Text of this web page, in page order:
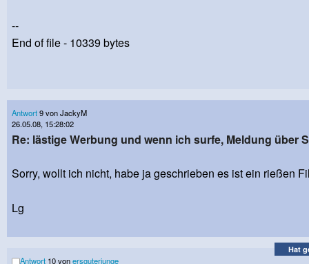
--
End of file - 10339 bytes
Antwort9 von JackyM
26.05.08, 15:28:02
Re: lästige Werbung und wenn ich surfe, Meldung über
Sorry, wollt ich nicht, habe ja geschrieben es ist ein rießen
Lg
Hat
Antwort 10 vonersguterjunge